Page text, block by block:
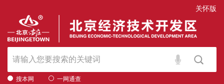
关怀版
搜本网 一网通查